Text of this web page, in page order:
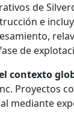
de
e
de
contexto
Proyectos
mediante